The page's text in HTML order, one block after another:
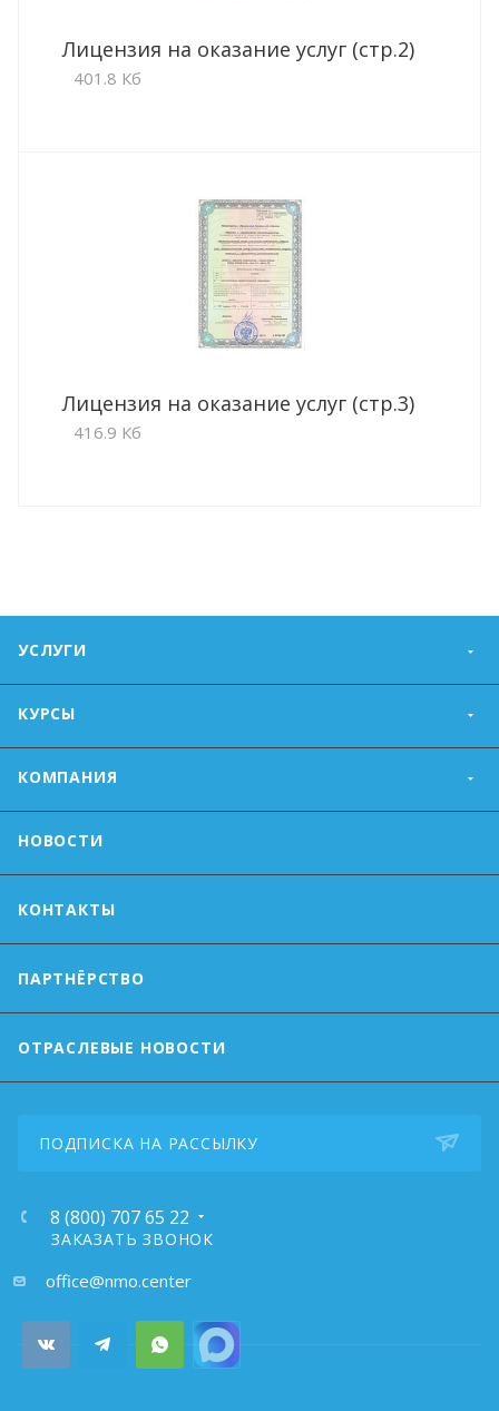
Лицензия на оказание услуг (стр.2)
401.8 Кб
Лицензия на оказание услуг (стр.3)
416.9 Кб
УСЛУГИ
КУРСЫ
КОМПАНИЯ
НОВОСТИ
КОНТАКТЫ
ПАРТНЁРСТВО
ОТРАСЛЕВЫЕ НОВОСТИ
ПОДПИСКА НА РАССЫЛКУ
8 (800) 707 65 22
ЗАКАЗАТЬ ЗВОНОК
почта:office@nmo.center